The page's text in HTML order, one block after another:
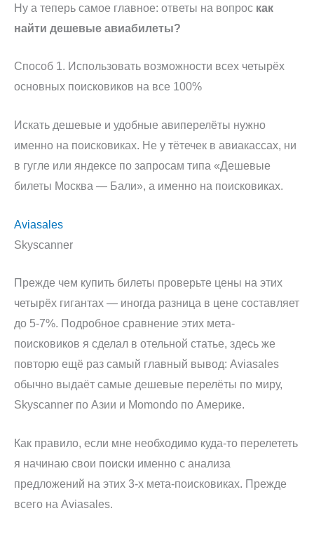
Ну а теперь самое главное: ответы на вопрос как
найти дешевые авиабилеты?
Способ 1. Использовать возможности всех четырёх
основных поисковиков на все 100%
Искать дешевые и удобные авиперелёты нужно
именно на поисковиках. Не у тётечек в авиакассах, ни
в гугле или яндексе по запросам типа «Дешевые
билеты Москва — Бали», а именно на поисковиках.
Aviasales
Skyscanner
Прежде чем купить билеты проверьте цены на этих
четырёх гигантах — иногда разница в цене составляет
до 5-7%. Подробное сравнение этих мета-
поисковиков я сделал в отельной статье, здесь же
повторю ещё раз самый главный вывод: Aviasales
обычно выдаёт самые дешевые перелёты по миру,
Skyscanner по Азии и Momondo по Америке.
Как правило, если мне необходимо куда-то перелететь
я начинаю свои поиски именно с анализа
предложений на этих 3-х мета-поисковиках. Прежде
всего на Aviasales.